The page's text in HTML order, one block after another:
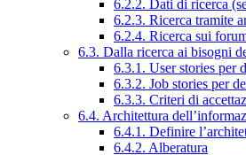
6.2.2. Dati di ricerca
6.2.3. Ricerca tramite
6.2.4. Ricerca sui
6.3. Dalla ricerca ai bisogni
6.3.1. User stories per
6.3.2. Job stories per
6.3.3. Criteri di
6.4. Architettura
6.4.1. Definire
6.4.2. Alberatura